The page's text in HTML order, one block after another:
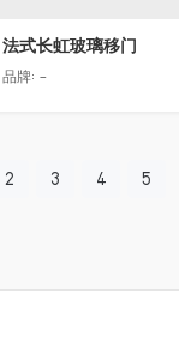
法式长虹玻璃移门
品牌: -
2 3 4 5